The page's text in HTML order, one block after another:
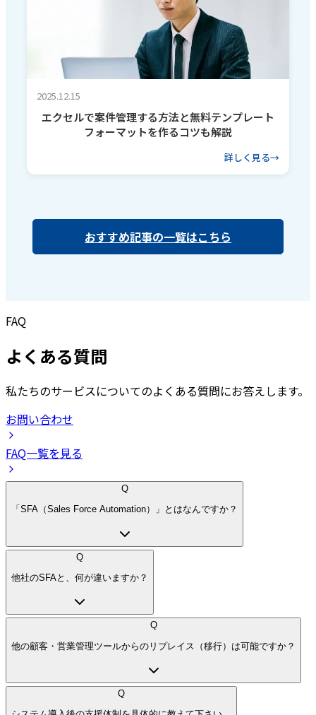
2025.12.15
エクセルで案件管理する方法と無料テンプレート
フォーマットを作るコツも解説
詳しく見る
おすすめ記事の一覧はこちら
FAQ
よくある質問
私たちのサービスについてのよくある質問にお答えします。
お問い合わせ
FAQ一覧を見る
Q
「SFA（Sales Force Automation）」とはなんですか？
Q
他社のSFAと、何が違いますか？
Q
他の顧客・営業管理ツールからのリプレイス（移行）は可能ですか？
Q